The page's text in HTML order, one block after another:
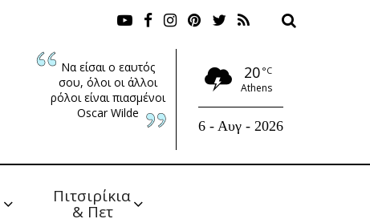
Να είσαι ο εαυτός
σου, όλοι οι άλλοι
ρόλοι είναι πιασμένοι
Oscar Wilde
20 °C
Athens
6 - Αυγ - 2026
Πιτσιρίκια
& Πετ